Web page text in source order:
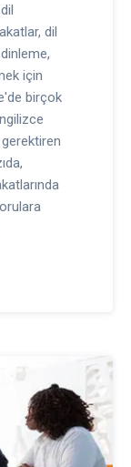
dil
için
birçok
gerektiren